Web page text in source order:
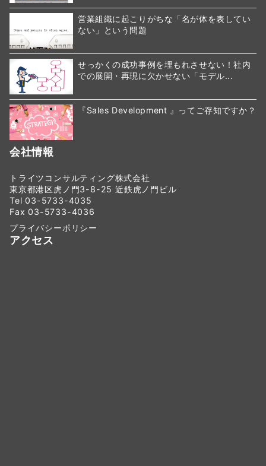
営業組織に起こりがちな「名が体を表してい
ない」という問題
せっかくの成功事例を埋もれさせない！社内
での展開・再現に欠かせない「モデル...
『Sales Development 』ってご存知ですか？
会社情報
トライツコンサルティング株式会社
東京都港区虎ノ門3-8-25 近鉄虎ノ門ビル
Tel 03-5733-4035
Fax 03-5733-4036
プライバシーポリシー
アクセス